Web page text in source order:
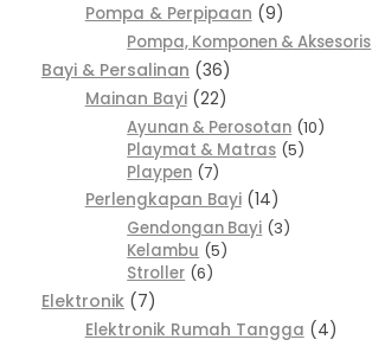
Pompa & Perpipaan
9
Pompa, Komponen & Aksesoris
Bayi & Persalinan 36
Mainan Bayi 22
Ayunan & Perosotan 10
Playmat & Matras 5
Playpen 7
Perlengkapan Bayi 14
Gendongan Bayi 3
Kelambu 5
Stroller 6
Elektronik 7
Elektronik Rumah Tangga
4